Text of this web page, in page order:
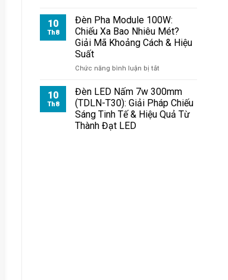
Trình
Cùng
Thành
Đạt
10
Th8
Đèn Pha Module 100W:
Chiếu Xa Bao Nhiêu Mét?
Giải Mã Khoảng Cách & Hiệu
Suất
Chức năng bình luận bị tắt
Pha
Module
100W:
Chiếu
10
Th8
Đèn LED Nấm 7w 300mm
(TDLN-T30): Giải Pháp Chiếu
Sáng Tinh Tế & Hiệu Quả Từ
Thành Đạt LED